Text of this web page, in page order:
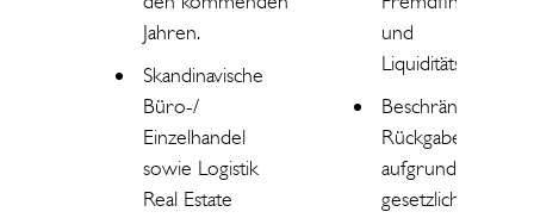
Jahren.
Skandinavische
Büro-/
Einzelhandel
sowie Logistik
Real Estate
und
Liquiditätsanlagen.
Beschränkte
aufgrund
gesetzlicher